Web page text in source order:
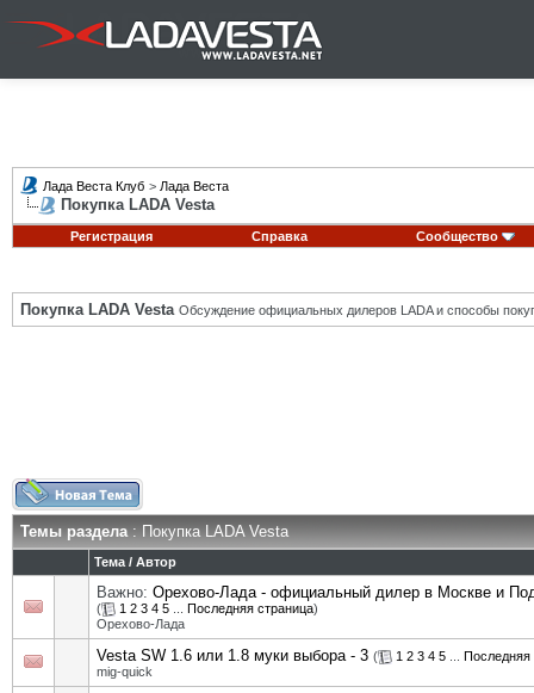
Лада Веста Клуб > Лада Веста
Покупка LADA Vesta
Регистрация Справка Сообщество
Покупка LADA Vesta Обсуждение официальных дилеров LADA и способы
Темы раздела: Покупка LADA Vesta
Тема / Автор
Важно: Орехово-Лада - официальный дилер в Москве и
( 1 2 3 4 5 Последняя страница)
Орехово-Лада
Vesta SW 1.6 или 1.8 муки выбора - 3 ( 1 2 3 4 5
Последняя
mig-quick